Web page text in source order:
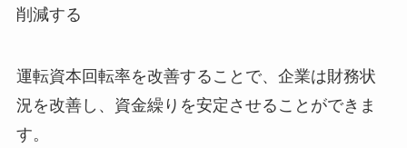
削減する
運転資本回転率を改善することで、企業は財務状
況を改善し、資金繰りを安定させることができま
す。